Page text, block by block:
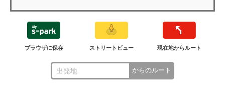
ブラウザに保存 ストリートビュー 現在地からルート
からのルート